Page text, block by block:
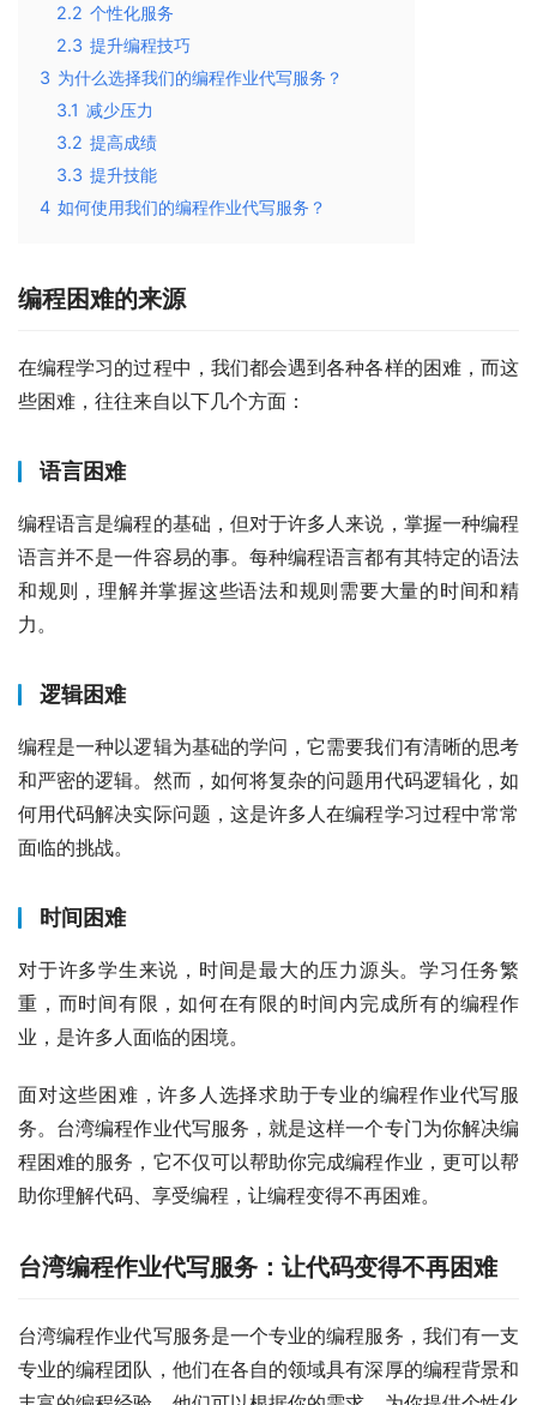
2.2 个性化服务
2.3 提升编程技巧
3 为什么选择我们的编程作业代写服务？
3.1 减少压力
3.2 提高成绩
3.3 提升技能
4 如何使用我们的编程作业代写服务？
编程困难的来源
在编程学习的过程中，我们都会遇到各种各样的困难，而这
些困难，往往来自以下几个方面：
语言困难
编程语言是编程的基础，但对于许多人来说，掌握一种编程
语言并不是一件容易的事。每种编程语言都有其特定的语法
和规则，理解并掌握这些语法和规则需要大量的时间和精
力。
逻辑困难
编程是一种以逻辑为基础的学问，它需要我们有清晰的思考
和严密的逻辑。然而，如何将复杂的问题用代码逻辑化，如
何用代码解决实际问题，这是许多人在编程学习过程中常常
面临的挑战。
时间困难
对于许多学生来说，时间是最大的压力源头。学习任务繁
重，而时间有限，如何在有限的时间内完成所有的编程作
业，是许多人面临的困境。
面对这些困难，许多人选择求助于专业的编程作业代写服
务。台湾编程作业代写服务，就是这样一个专门为你解决编
程困难的服务，它不仅可以帮助你完成编程作业，更可以帮
助你理解代码、享受编程，让编程变得不再困难。
台湾编程作业代写服务：让代码变得不再困难
台湾编程作业代写服务是一个专业的编程服务，我们有一支
专业的编程团队，他们在各自的领域具有深厚的编程背景和